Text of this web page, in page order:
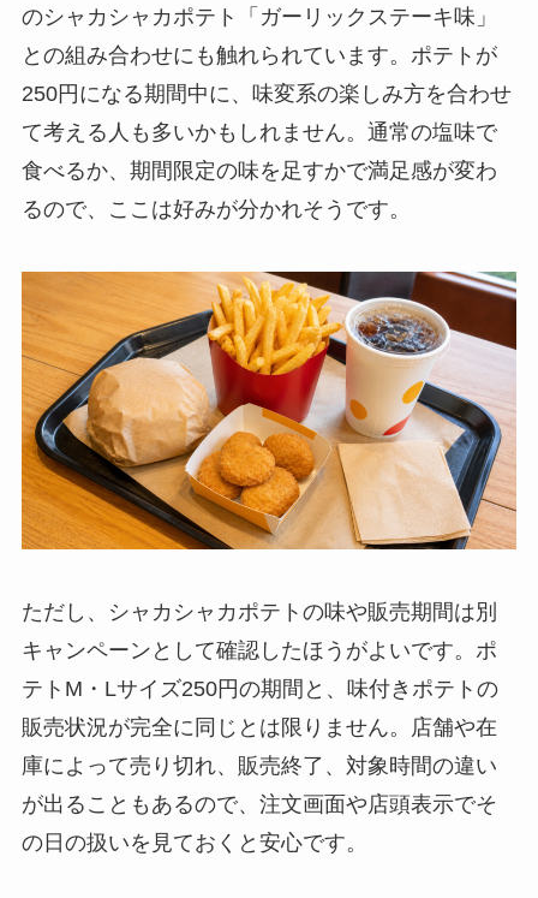
のシャカシャカポテト「ガーリックステーキ味」
との組み合わせにも触れられています。ポテトが
250円になる期間中に、味変系の楽しみ方を合わせ
て考える人も多いかもしれません。通常の塩味で
食べるか、期間限定の味を足すかで満足感が変わ
るので、ここは好みが分かれそうです。
ただし、シャカシャカポテトの味や販売期間は別
キャンペーンとして確認したほうがよいです。ポ
テトM・Lサイズ250円の期間と、味付きポテトの
販売状況が完全に同じとは限りません。店舗や在
庫によって売り切れ、販売終了、対象時間の違い
が出ることもあるので、注文画面や店頭表示でそ
の日の扱いを見ておくと安心です。